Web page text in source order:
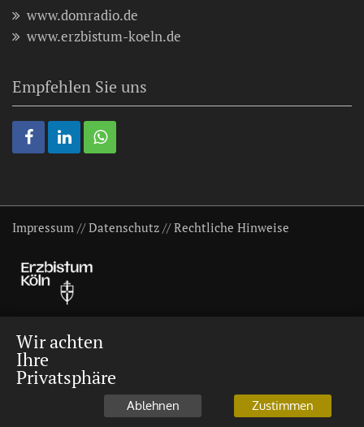
www.domradio.de
www.erzbistum-koeln.de
Empfehlen Sie uns
Impressum //Datenschutz //Rechtliche Hinweise
Wir achten
Ihre
Privatsphäre
Ablehnen Zustimmen